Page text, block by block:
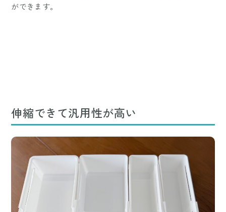
ができます。
伸縮できて汎用性が高い